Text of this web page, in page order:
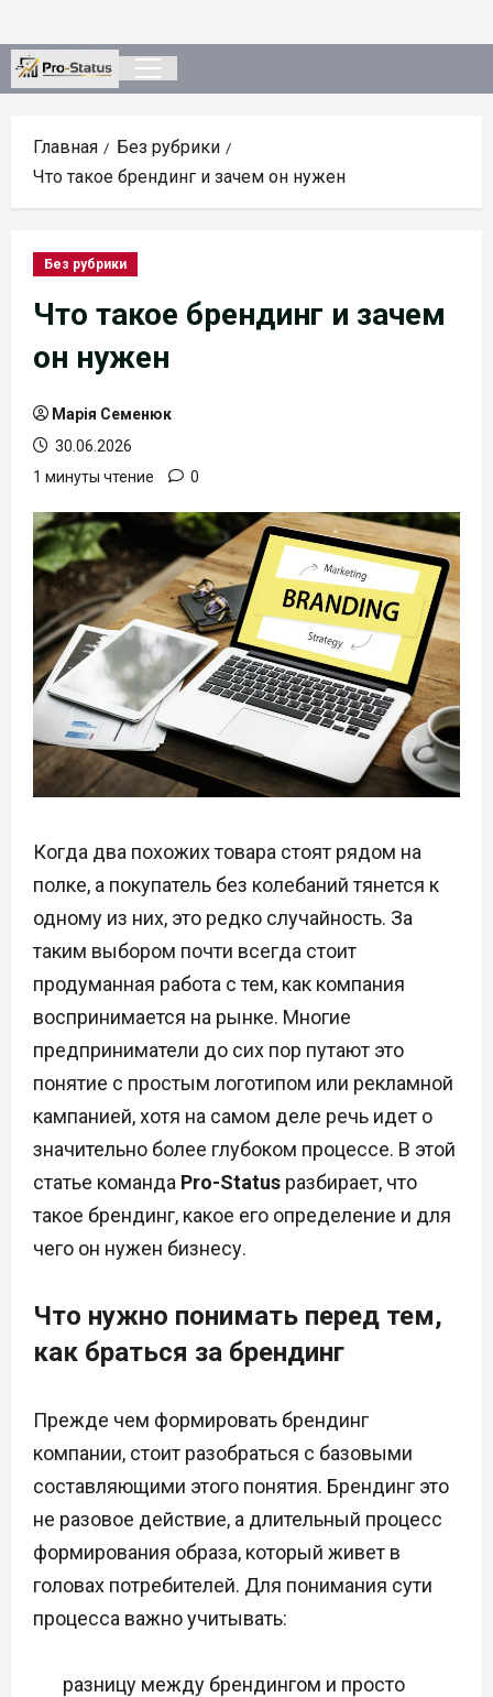
к
содержимому
Основное
Главная
Без рубрики
Что такое брендинг и зачем он нужен
Без рубрики
Что такое брендинг и зачем
он нужен
Марія Семенюк
30.06.2026
1 минуты чтение
0
Когда два похожих товара стоят рядом на
полке, а покупатель без колебаний тянется к
одному из них, это редко случайность. За
таким выбором почти всегда стоит
продуманная работа с тем, как компания
воспринимается на рынке. Многие
предприниматели до сих пор путают это
понятие с простым логотипом или рекламной
кампанией, хотя на самом деле речь идет о
значительно более глубоком процессе. В этой
статье команда Pro-Status разбирает, что
такое брендинг, какое его определение и для
чего он нужен бизнесу.
Что нужно понимать перед тем,
как браться за брендинг
Прежде чем формировать брендинг
компании, стоит разобраться с базовыми
составляющими этого понятия. Брендинг это
не разовое действие, а длительный процесс
формирования образа, который живет в
головах потребителей. Для понимания сути
процесса важно учитывать:
разницу между брендингом и просто